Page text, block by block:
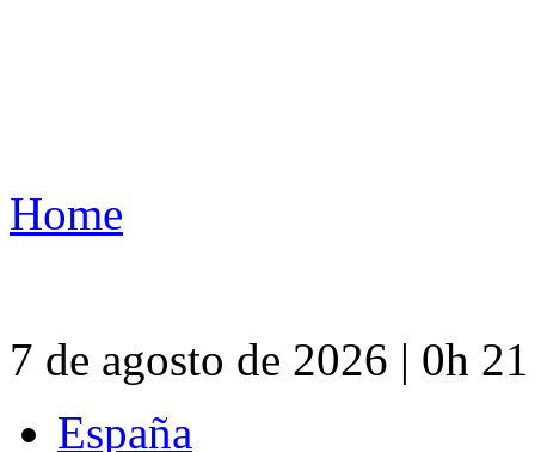
Home
7 de agosto de 2026 | 0h
España